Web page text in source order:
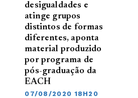
desigualdades e
atinge grupos
distintos de formas
diferentes, aponta
material produzido
por programa de
pós-graduação da
EACH
07/08/2020 18H20